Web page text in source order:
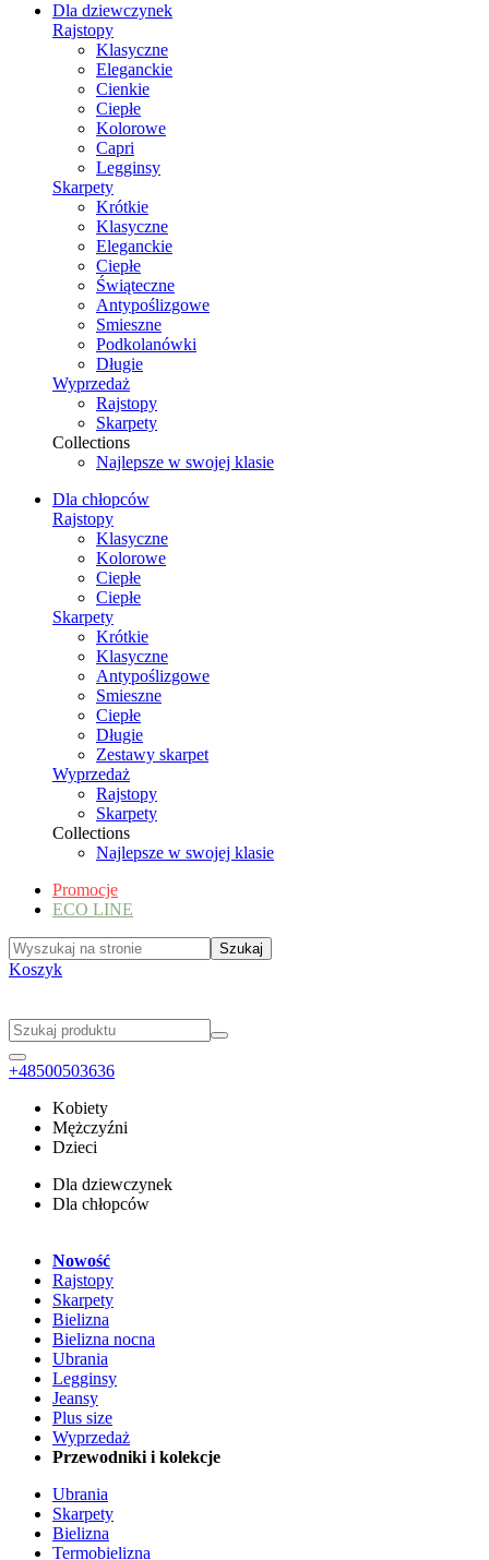
Dla dziewczynek
Rajstopy
Klasyczne
Eleganckie
Cienkie
Ciepłe
Kolorowe
Capri
Legginsy
Skarpety
Krótkie
Klasyczne
Eleganckie
Ciepłe
Świąteczne
Antypoślizgowe
Smieszne
Podkolanówki
Długie
Wyprzedaż
Rajstopy
Skarpety
Collections
Najlepsze w swojej klasie
Dla chłopców
Rajstopy
Klasyczne
Kolorowe
Ciepłe
Ciepłe
Skarpety
Krótkie
Klasyczne
Antypoślizgowe
Smieszne
Ciepłe
Długie
Zestawy skarpet
Wyprzedaż
Rajstopy
Skarpety
Collections
Najlepsze w swojej klasie
Promocje
ECO LINE
Koszyk
+48500503636
Kobiety
Mężczyźni
Dzieci
Dla dziewczynek
Dla chłopców
Nowość
Rajstopy
Skarpety
Bielizna
Bielizna nocna
Ubrania
Legginsy
Jeansy
Plus size
Wyprzedaż
Przewodniki i kolekcje
Ubrania
Skarpety
Bielizna
Termobielizna